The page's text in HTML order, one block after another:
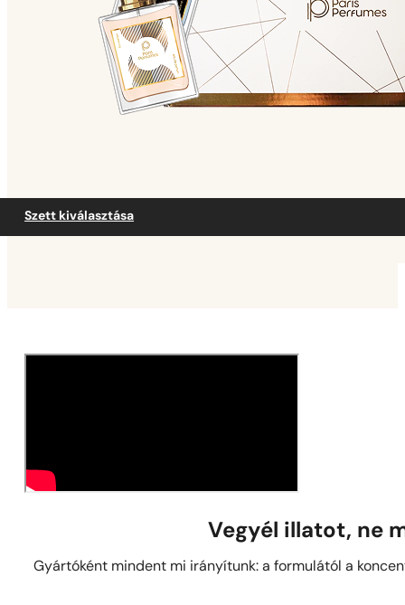
Szett kiválasztása
Vegyél illatot, ne
Gyártóként mindent mi irányítunk: a formulától a